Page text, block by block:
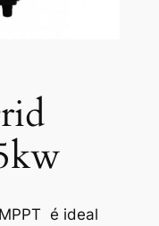
é ideal